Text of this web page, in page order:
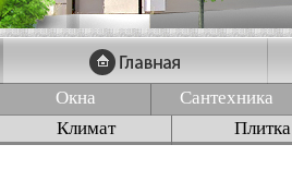
Окна Сантехника
Климат
Плитка